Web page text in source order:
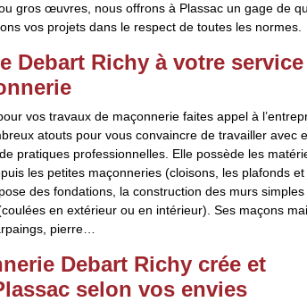
gros œuvres, nous offrons à Plassac un gage de
vos projets dans le respect de toutes les normes.
Debart Richy à votre service
vos travaux de maçonnerie faites appel à
atouts pour vous convaincre de travailler avec
pratiques professionnelles. Elle possède les
les petites maçonneries (cloisons, les plafonds
des fondations, la construction des murs
en extérieur ou en intérieur). Ses maçons
pierre…
Debart Richy crée et
selon vos envies